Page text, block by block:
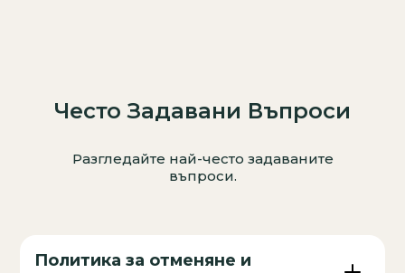
Често Задавани Въпроси
Разгледайте най-често задаваните
въпроси.
Политика за отменяне и